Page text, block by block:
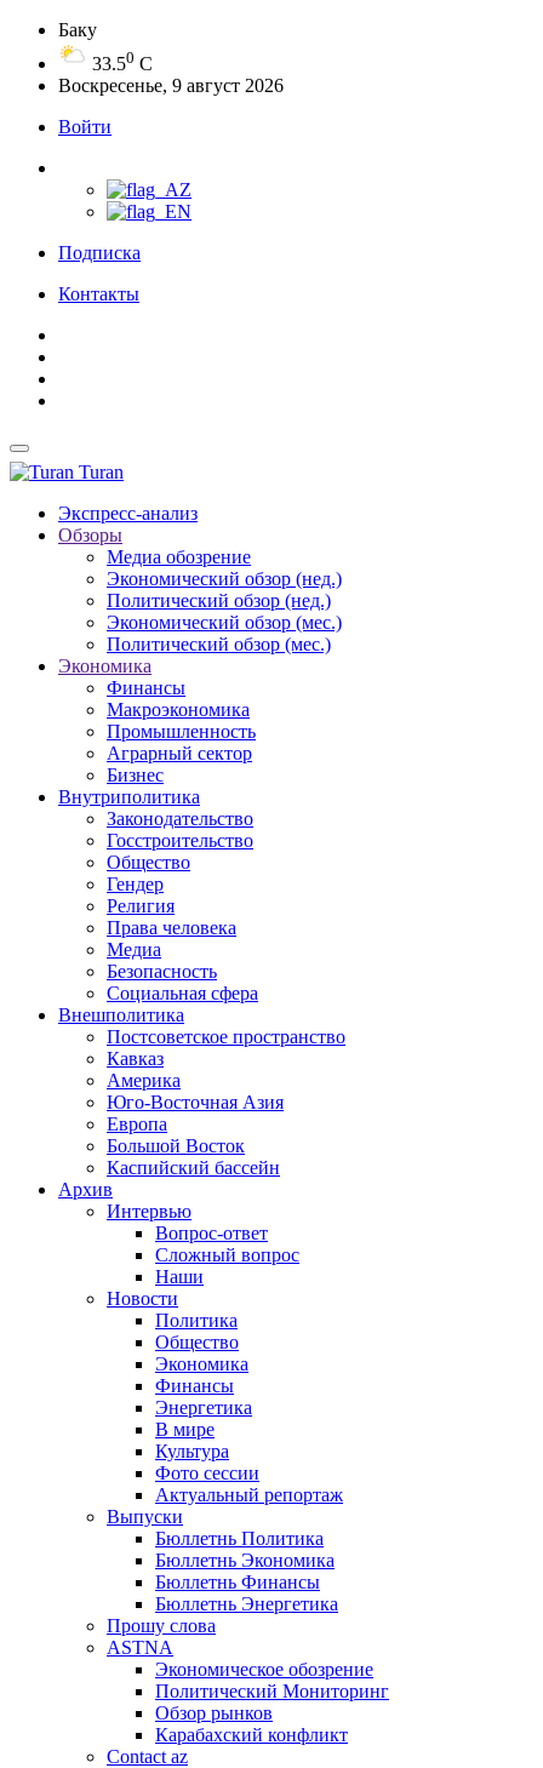
Баку
33.50 C
Воскресенье, 9 август 2026
Войти
Подписка
Контакты
Turan
Экспресс-анализ
Обзоры
Медиа обозрение
Экономический обзор (нед.)
Политический обзор (нед.)
Экономический обзор (мес.)
Политический обзор (мес.)
Экономика
Финансы
Макроэкономика
Промышленность
Аграрный сектор
Бизнес
Внутриполитика
Законодательство
Госстроительство
Общество
Гендер
Религия
Права человека
Медиа
Безопасность
Социальная сфера
Внешполитика
Постсоветское пространство
Кавказ
Америка
Юго-Восточная Азия
Европа
Большой Восток
Каспийский бассейн
Архив
Интервью
Вопрос-ответ
Сложный вопрос
Наши
Новости
Политика
Общество
Экономика
Финансы
Энергетика
В мире
Культура
Фото сессии
Актуальный репортаж
Выпуски
Бюллетнь Политика
Бюллетнь Экономика
Бюллетнь Финансы
Бюллетнь Энергетика
Прошу слова
ASTNA
Экономическое обозрение
Политический Мониторинг
Обзор рынков
Карабахский конфликт
Contact az